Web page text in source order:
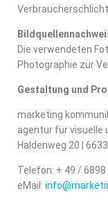
Die verwendeten
Photographie zur
Gestaltung und
marketing
agentur für visuelle
Haldenweg 20 |
Telefon: + 49 / 6898
eMail: